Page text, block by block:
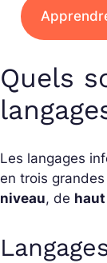
Quels
Les langages
en trois
niveau, de